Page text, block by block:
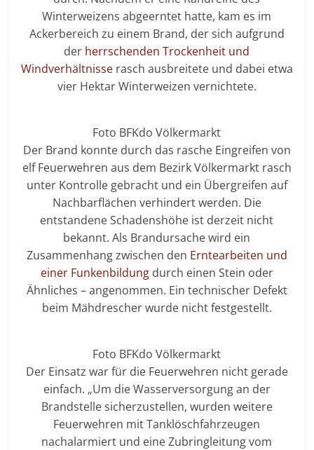
Winterweizens abgeerntet hatte, kam es im
Ackerbereich zu einem Brand, der sich aufgrund
der herrschenden Trockenheit und
Windverhältnisserasch ausbreitete und dabei etwa
vier Hektar Winterweizen vernichtete.
Foto BFKdo Völkermarkt
Der Brand konnte durch das rasche Eingreifen von
elf Feuerwehren aus dem Bezirk Völkermarkt rasch
unter Kontrolle gebracht und ein Übergreifen auf
Nachbarflächen verhindert werden. Die
entstandene Schadenshöhe ist derzeit nicht
bekannt. Als Brandursache wird ein
Zusammenhang zwischen den Erntearbeiten und
einer Funkenbildungdurch einen Stein oder
Ähnliches – angenommen. Ein technischer Defekt
beim Mähdrescher wurde nicht festgestellt.
Foto BFKdo Völkermarkt
Der Einsatz war für die Feuerwehren nicht gerade
einfach. „Um die Wasserversorgung an der
Brandstelle sicherzustellen, wurden weitere
Feuerwehren mit Tanklöschfahrzeugen
nachalarmiert und eine Zubringleitung vom